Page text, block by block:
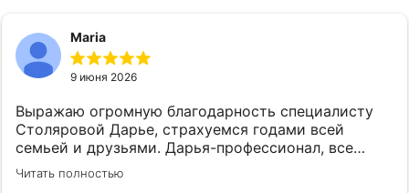
Maria
9 июня 2026
Выражаю огромную благодарность специалисту
Столяровой Дарье, страхуемся годами всей
семьей и друзьями. Дарья-профессионал, все
подскажет, подберет, посоветует. Рекомендую!
Читать полностью